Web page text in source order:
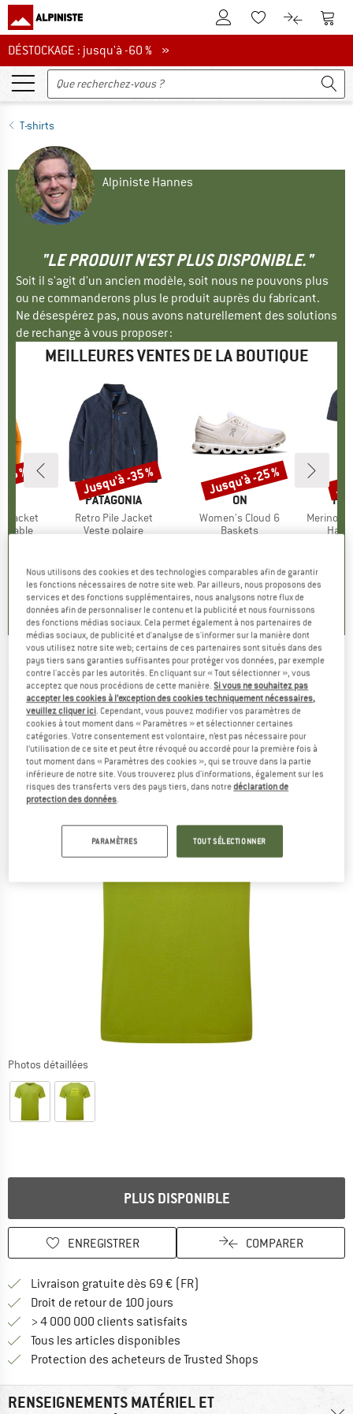
Vers le compte client
Vers la liste
Vers le
DÉSTOCKAGE : jusqu'à -60 %
DÉSTOCKAGE : jusqu'à -60 % »
T-shirts
Alpiniste Hannes
"LE PRODUIT N'EST PLUS DISPONIBLE."
Soit il s'agit d'un ancien modèle, soit nous ne pouvons plus
ou ne commanderons plus le produit auprès du fabricant.
Ne désespérez pas, nous avons naturellement des solutions
de rechange à vous proposer :
MEILLEURES VENTES DE LA BOUTIQUE
Jacket
8
)
%
MARQUE
PATAGONIA
Article
Retro Pile Jacket
Product group
Veste polaire
+1
4,6(71)
Remise
Jusqu'à -35 %
MARQUE
ON
Article
Women's Cloud 6
Product group
Baskets
+10
4,7(48)
Remise
Jusqu'à -25 %
Article
MerinoMix150
Haut
MOUNTAIN EQUIPMENT -Everest Tee - T-shirt
(0)
Photos détaillées
PLUS DISPONIBLE
ENREGISTRER COMPARER
Livraison gratuite dès 69 € (FR)
Droit de retour de 100 jours
> 4 000 000 clients satisfaits
Tous les articles disponibles
Protection des acheteurs de Trusted Shops
RENSEIGNEMENTS MATÉRIEL ET
Nous utilisons des cookies et des technologies comparables afin de garantir
les fonctions nécessaires de notre site web. Par ailleurs, nous proposons des
services et des fonctions supplémentaires, nous analysons notre flux de
données afin de personnaliser le contenu et la publicité et nous fournissons
des fonctions médias sociaux. Cela permet également à nos partenaires de
médias sociaux, de publicité et d'analyse de s'informer sur la manière dont
vous utilisez notre site web; certains de ces partenaires sont situés dans des
pays tiers sans garanties suffisantes pour protéger vos données, par exemple
contre l'accès par les autorités. En cliquant sur « Tout sélectionner », vous
acceptez que nous procédions de cette manière.Si vous ne souhaitez pas
accepter les cookies à l’exception des cookies techniquement nécessaires,
veuillez cliquer ici. Cependant, vous pouvez modifier vos paramètres de
cookies à tout moment dans « Paramètres » et sélectionner certaines
catégories. Votre consentement est volontaire, n’est pas nécessaire pour
l’utilisation de ce site et peut être révoqué ou accordé pour la première fois à
tout moment dans « Paramètres des cookies », qui se trouve dans la partie
inférieure de notre site. Vous trouverez plus d'informations, également sur les
risques des transferts vers des pays tiers, dans notredéclaration de
protection des données.
PARAMÈTRES TOUT SÉLECTIONNER